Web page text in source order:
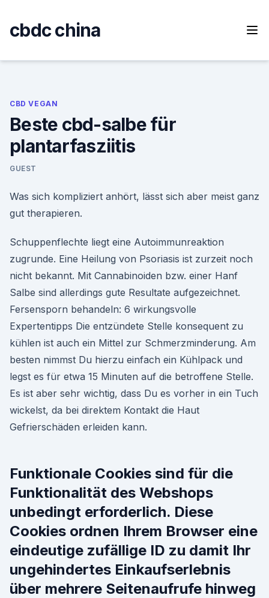
content
cbdc china
CBD VEGAN
Beste cbd-salbe für
plantarfasziitis
GUEST
Was sich kompliziert anhört, lässt sich aber meist ganz
gut therapieren.
Schuppenflechte liegt eine Autoimmunreaktion
zugrunde. Eine Heilung von Psoriasis ist zurzeit noch
nicht bekannt. Mit Cannabinoiden bzw. einer Hanf
Salbe sind allerdings gute Resultate aufgezeichnet.
Fersensporn behandeln: 6 wirkungsvolle
Expertentipps Die entzündete Stelle konsequent zu
kühlen ist auch ein Mittel zur Schmerzminderung. Am
besten nimmst Du hierzu einfach ein Kühlpack und
legst es für etwa 15 Minuten auf die betroffene Stelle.
Es ist aber sehr wichtig, dass Du es vorher in ein Tuch
wickelst, da bei direktem Kontakt die Haut
Gefrierschäden erleiden kann.
Funktionale Cookies sind für die
Funktionalität des Webshops
unbedingt erforderlich. Diese
Cookies ordnen Ihrem Browser eine
eindeutige zufällige ID zu damit Ihr
ungehindertes Einkaufserlebnis
über mehrere Seitenaufrufe hinweg